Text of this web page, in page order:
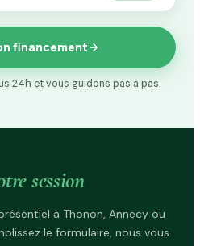
financement
24h et vous guidons pas à pas.
session
à Thonon, Annecy ou
le formulaire, nous vous